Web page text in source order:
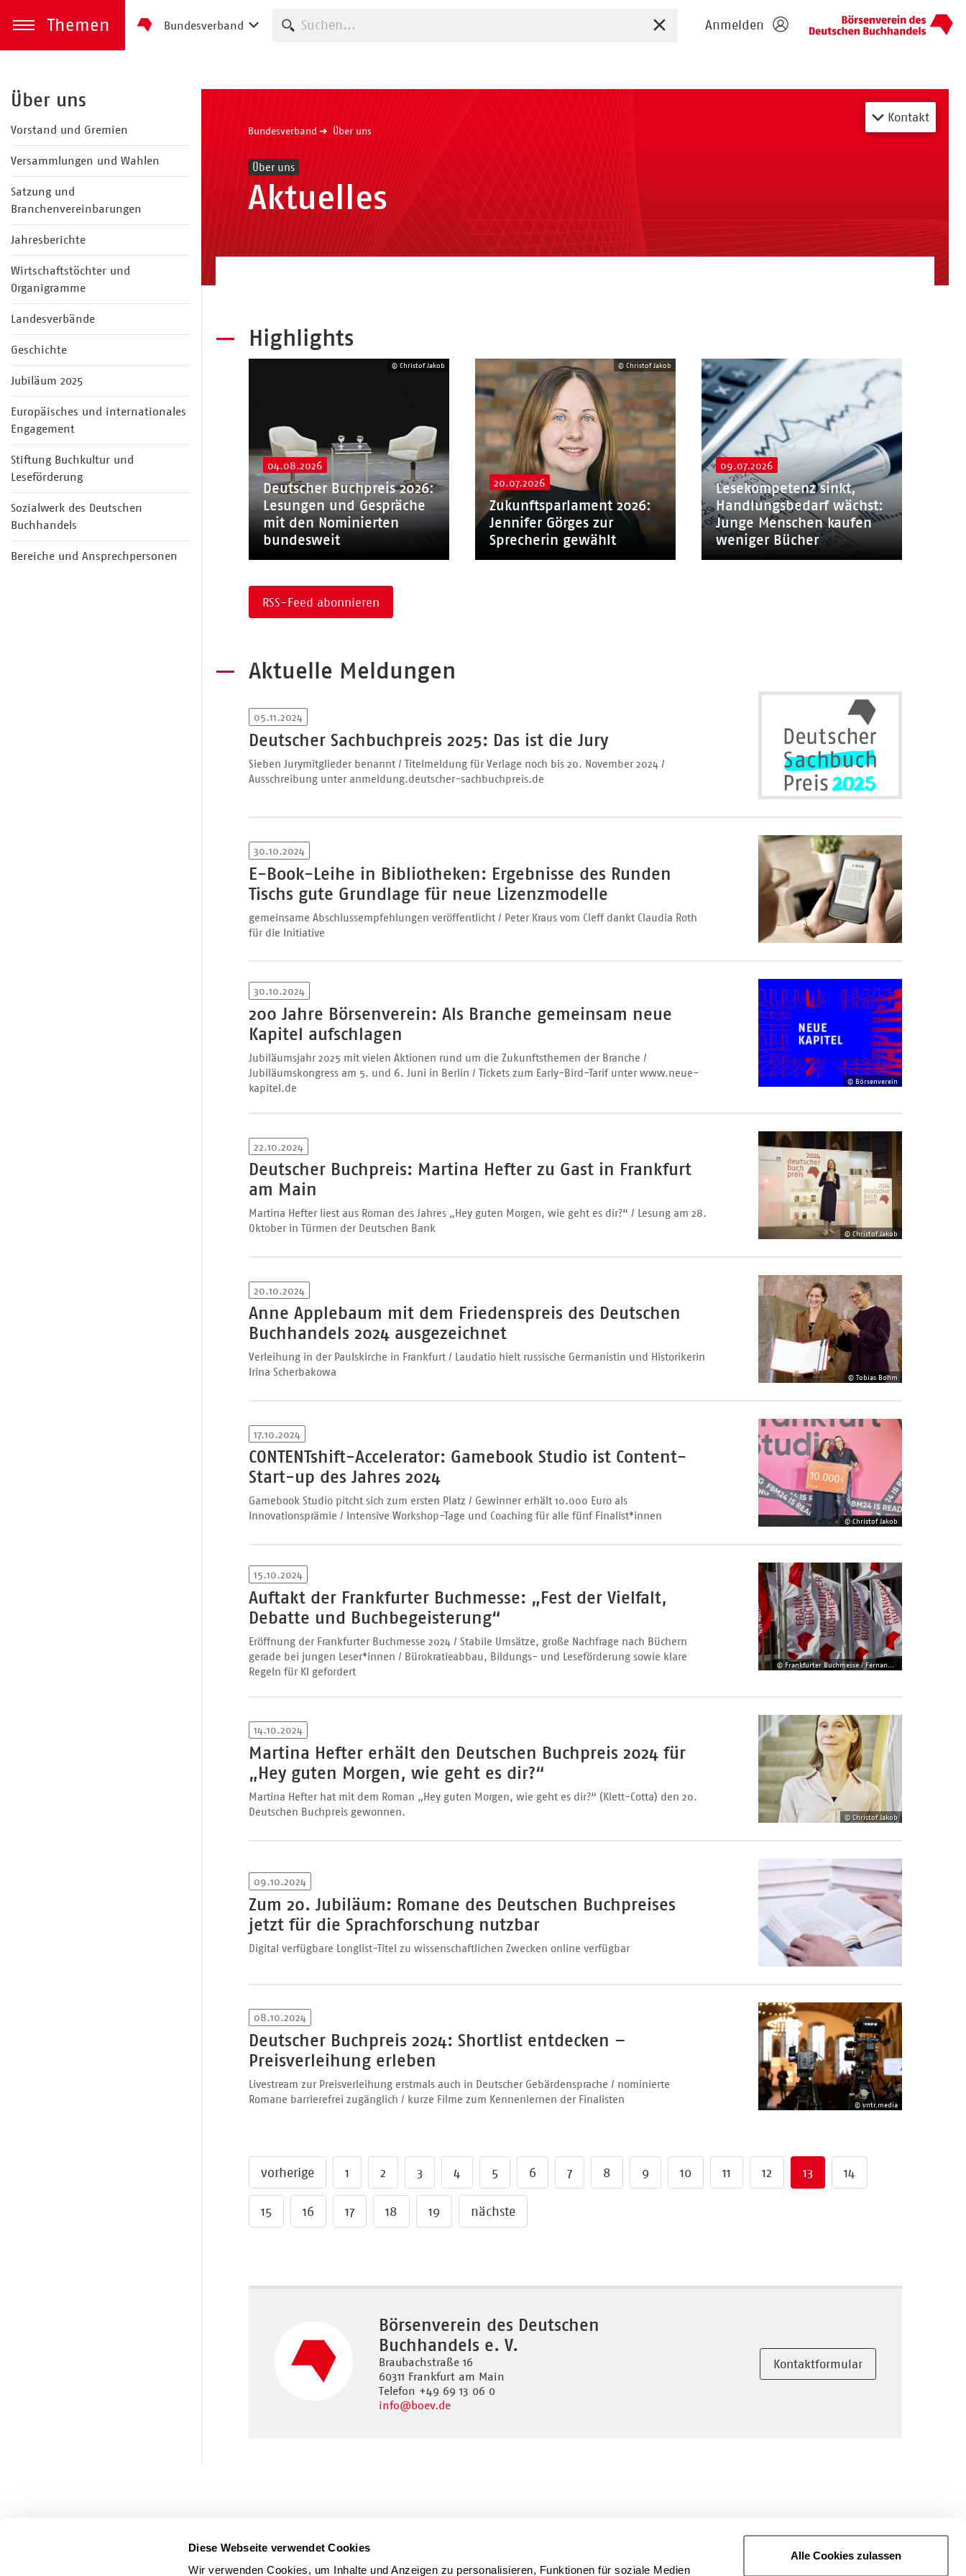
Diese Webseite verwendet Cookies
Wir verwenden Cookies, um Inhalte und Anzeigen zu personalisieren, Funktionen für soziale Medien
Alle Cookies zulassen
zum Inhalt springen
Themen
Menü öffnen
Bundesverband Suche starten Sucheingabe zurücksetzen
Anmelden
Über uns
Vorstand und Gremien
Versammlungen und Wahlen
Satzung und
Branchenvereinbarungen
Jahresberichte
Wirtschaftstöchter und
Organigramme
Landesverbände
Geschichte
Jubiläum 2025
Europäisches und internationales
Engagement
Stiftung Buchkultur und
Leseförderung
Sozialwerk des Deutschen
Buchhandels
Bereiche und Ansprechpersonen
Kontakt
Bundesverband Über uns
Über uns
Aktuelles
Highlights
04.08.2026
Deutscher Buchpreis 2026:
Lesungen und Gespräche
mit den Nominierten
bundesweit
© Christof Jakob
20.07.2026
Zukunftsparlament 2026:
Jennifer Görges zur
Sprecherin gewählt
© Christof Jakob
09.07.2026
Lesekompetenz sinkt,
Handlungsbedarf wächst:
Junge Menschen kaufen
weniger Bücher
RSS-Feed abonnieren
Aktuelle Meldungen
05.11.2024
Deutscher Sachbuchpreis 2025: Das ist die Jury
Sieben Jurymitglieder benannt / Titelmeldung für Verlage noch bis 20. November 2024 /
Ausschreibung unter anmeldung.deutscher-sachbuchpreis.de
30.10.2024
E-Book-Leihe in Bibliotheken: Ergebnisse des Runden
Tischs gute Grundlage für neue Lizenzmodelle
gemeinsame Abschlussempfehlungen veröffentlicht / Peter Kraus vom Cleff dankt Claudia Roth
für die Initiative
© Börsenverein
30.10.2024
200 Jahre Börsenverein: Als Branche gemeinsam neue
Kapitel aufschlagen
Jubiläumsjahr 2025 mit vielen Aktionen rund um die Zukunftsthemen der Branche /
Jubiläumskongress am 5. und 6. Juni in Berlin / Tickets zum Early-Bird-Tarif unter www.neue-
kapitel.de
© Christof Jakob
22.10.2024
Deutscher Buchpreis: Martina Hefter zu Gast in Frankfurt
am Main
Martina Hefter liest aus Roman des Jahres „Hey guten Morgen, wie geht es dir?“ / Lesung am 28.
Oktober in Türmen der Deutschen Bank
© Tobias Bohm
20.10.2024
Anne Applebaum mit dem Friedenspreis des Deutschen
Buchhandels 2024 ausgezeichnet
Verleihung in der Paulskirche in Frankfurt / Laudatio hielt russische Germanistin und Historikerin
Irina Scherbakowa
© Christof Jakob
17.10.2024
CONTENTshift-Accelerator: Gamebook Studio ist Content-
Start-up des Jahres 2024
Gamebook Studio pitcht sich zum ersten Platz / Gewinner erhält 10.000 Euro als
Innovationsprämie / Intensive Workshop-Tage und Coaching für alle fünf Finalist*innen
15.10.2024
Auftakt der Frankfurter Buchmesse: „Fest der Vielfalt,
Debatte und Buchbegeisterung“
Eröffnung der Frankfurter Buchmesse 2024 / Stabile Umsätze, große Nachfrage nach Büchern
gerade bei jungen Leser*innen / Bürokratieabbau, Bildungs- und Leseförderung sowie klare
Regeln für KI gefordert
© Christof Jakob
14.10.2024
Martina Hefter erhält den Deutschen Buchpreis 2024 für
„Hey guten Morgen, wie geht es dir?“
Martina Hefter hat mit dem Roman „Hey guten Morgen, wie geht es dir?“ (Klett-Cotta) den 20.
Deutschen Buchpreis gewonnen.
09.10.2024
Zum 20. Jubiläum: Romane des Deutschen Buchpreises
jetzt für die Sprachforschung nutzbar
Digital verfügbare Longlist-Titel zu wissenschaftlichen Zwecken online verfügbar
© vntr.media
08.10.2024
Deutscher Buchpreis 2024: Shortlist entdecken –
Preisverleihung erleben
Livestream zur Preisverleihung erstmals auch in Deutscher Gebärdensprache / nominierte
Romane barrierefrei zugänglich / kurze Filme zum Kennenlernen der Finalisten
vorherige 1 2 3 4 5 6 7 8 9 10 11 12 13 14
15 16 17 18 19 nächste
Börsenverein des Deutschen
Buchhandels e. V.
Braubachstraße 16
60311 Frankfurt am Main
Telefon +49 69 13 06 0
info@boev.de
Kontaktformular